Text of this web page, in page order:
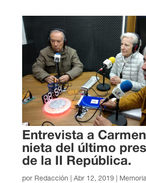
Entrevista a
nieta del último
de la II República.
por Redacción Abr 12, 2019